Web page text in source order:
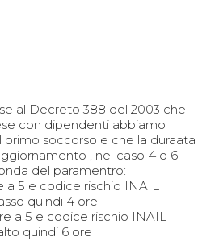
al Decreto 388 del 2003 che
con dipendenti abbiamo
soccorso e che la duraata
, nel caso 4 o 6
del paramentro:
a 5 e codice rischio INAIL
quindi 4 ore
a 5 e codice rischio INAIL
quindi 6 ore